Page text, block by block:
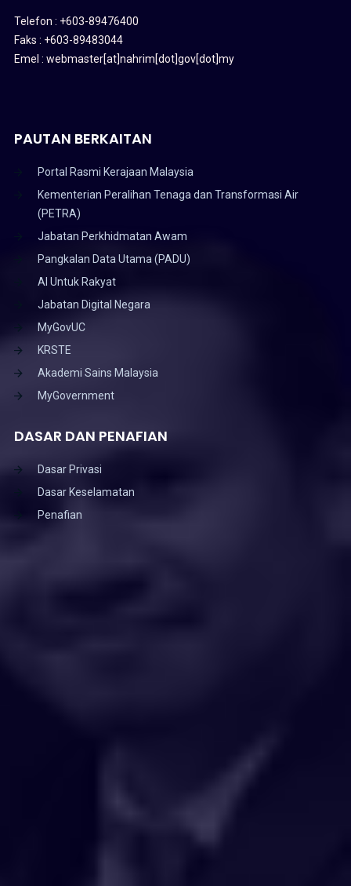
Telefon : +603-89476400
Faks : +603-89483044
Emel : webmaster[at]nahrim[dot]gov[dot]my
PAUTAN BERKAITAN
Portal Rasmi Kerajaan Malaysia
Kementerian Peralihan Tenaga dan Transformasi Air
(PETRA)
Jabatan Perkhidmatan Awam
Pangkalan Data Utama (PADU)
AI Untuk Rakyat
Jabatan Digital Negara
MyGovUC
KRSTE
Akademi Sains Malaysia
MyGovernment
DASAR DAN PENAFIAN
Dasar Privasi
Dasar Keselamatan
Penafian